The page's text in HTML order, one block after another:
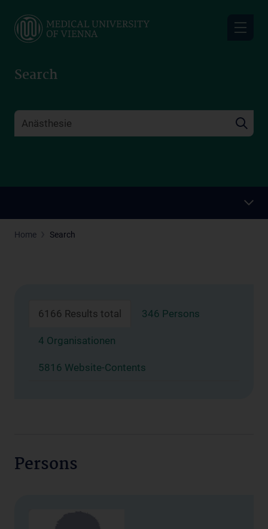
main
Search
Home Search
6166 Results total 346 Persons
4 Organisationen
5816 Website-Contents
Persons